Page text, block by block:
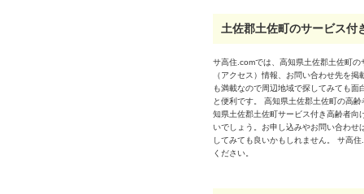
土佐郡土佐町のサービス付
サ高住.comでは、高知県土佐郡土佐町
（アクセス）情報、お問い合わせ先を
も満載なので周辺地域で探してみても
と便利です。 高知県土佐郡土佐町の高
知県土佐郡土佐町サービス付き高齢者向
いでしょう。お申し込みやお問い合わせ
してみても良いかもしれません。 サ高
ください。